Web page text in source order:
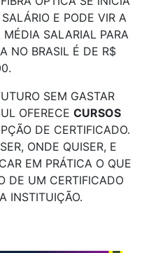
E PODE VIR A
SALARIAL PARA
NO BRASIL É DE R$
SEM GASTAR
OFERECE CURSOS
DE CERTIFICADO.
ONDE QUISER, E
EM PRÁTICA O QUE
DE UM CERTIFICADO
INSTITUIÇÃO.